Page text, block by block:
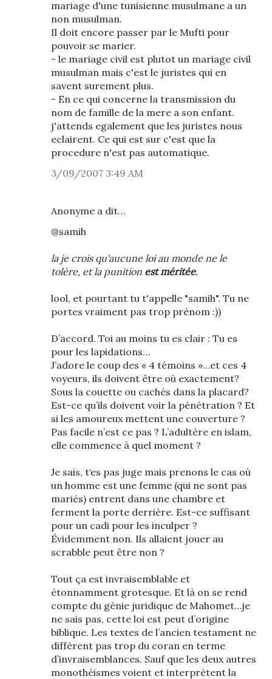
mariage d'une tunisienne musulmane a un
non musulman.
Il doit encore passer par le Mufti pour
pouvoir se marier.
- le mariage civil est plutot un mariage civil
musulman mais c'est le juristes qui en
savent surement plus.
- En ce qui concerne la transmission du
nom de famille de la mere a son enfant.
j'attends egalement que les juristes nous
eclairent. Ce qui est sur c'est que la
procedure n'est pas automatique.
3/09/2007 3:49 AM
Anonyme a dit…
@samih
la je crois qu'aucune loi au monde ne le
tolère, et la punition est méritée.
lool, et pourtant tu t'appelle "samih". Tu ne
portes vraiment pas trop prénom :))
D’accord. Toi au moins tu es clair : Tu es
pour les lapidations…
J’adore le coup des « 4 témoins »…et ces 4
voyeurs, ils doivent être où exactement?
Sous la couette ou cachés dans la placard?
Est-ce qu’ils doivent voir la pénétration ? Et
si les amoureux mettent une couverture ?
Pas facile n’est ce pas ? L’adultère en islam,
elle commence à quel moment ?
Je sais, t‘es pas juge mais prenons le cas où
un homme est une femme (qui ne sont pas
mariés) entrent dans une chambre et
ferment la porte derrière. Est-ce suffisant
pour un cadi pour les inculper ?
Évidemment non. Ils allaient jouer au
scrabble peut être non ?
Tout ça est invraisemblable et
étonnamment grotesque. Et là on se rend
compte du génie juridique de Mahomet…je
ne sais pas, cette loi est peut d’origine
biblique. Les textes de l’ancien testament ne
diffèrent pas trop du coran en terme
d’invraisemblances. Sauf que les deux autres
monothéismes voient et interprètent la